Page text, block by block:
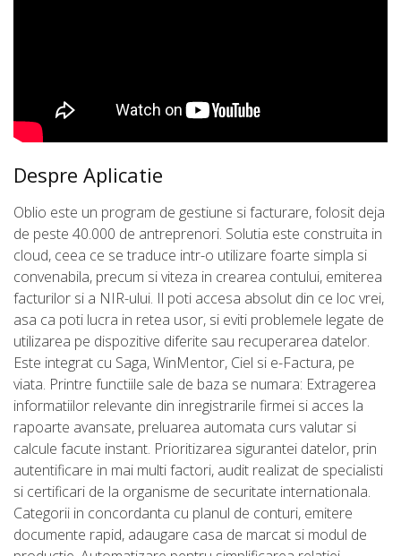
Despre Aplicatie
Oblio este un program de gestiune si facturare, folosit deja
de peste 40.000 de antreprenori. Solutia este construita in
cloud, ceea ce se traduce intr-o utilizare foarte simpla si
convenabila, precum si viteza in crearea contului, emiterea
facturilor si a NIR-ului. Il poti accesa absolut din ce loc vrei,
asa ca poti lucra in retea usor, si eviti problemele legate de
utilizarea pe dispozitive diferite sau recuperarea datelor.
Este integrat cu Saga, WinMentor, Ciel si e-Factura, pe
viata. Printre functiile sale de baza se numara: Extragerea
informatiilor relevante din inregistrarile firmei si acces la
rapoarte avansate, preluarea automata curs valutar si
calcule facute instant. Prioritizarea sigurantei datelor, prin
autentificare in mai multi factori, audit realizat de specialisti
si certificari de la organisme de securitate internationala.
Categorii in concordanta cu planul de conturi, emitere
documente rapid, adaugare casa de marcat si modul de